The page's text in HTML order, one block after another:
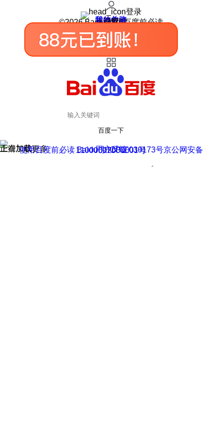
登录
我的关注
我的收藏
皮肤中心
用户反馈
设置
©2026 Baidu 使用百度前必读
百度一下
正在加载
上滑加载更多 用户反馈
使用百度前必读 Baidu 京ICP证030173号
京公网安备11000002000001号